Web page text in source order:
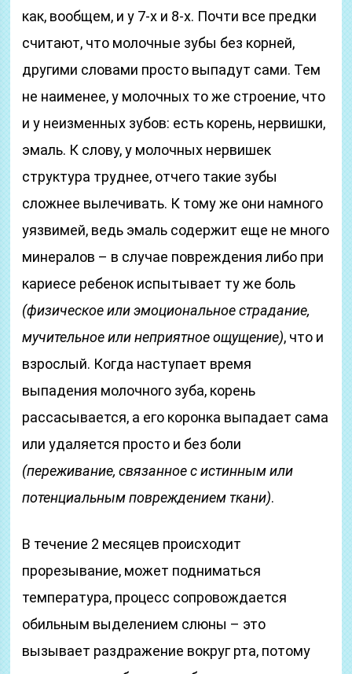
как, вообщем, и у 7-х и 8-х. Почти все предки
считают, что молочные зубы без корней,
другими словами просто выпадут сами. Тем
не наименее, у молочных то же строение, что
и у неизменных зубов: есть корень, нервишки,
эмаль. К слову, у молочных нервишек
структура труднее, отчего такие зубы
сложнее вылечивать. К тому же они намного
уязвимей, ведь эмаль содержит еще не много
минералов – в случае повреждения либо при
кариесе ребенок испытывает ту же боль
(физическое или эмоциональное страдание,
мучительное или неприятное ощущение), что и
взрослый. Когда наступает время
выпадения молочного зуба, корень
рассасывается, а его коронка выпадает сама
или удаляется просто и без боли
(переживание, связанное с истинным или
потенциальным повреждением ткани).
В течение 2 месяцев происходит
прорезывание, может подниматься
температура, процесс сопровождается
обильным выделением слюны – это
вызывает раздражение вокруг рта, потому